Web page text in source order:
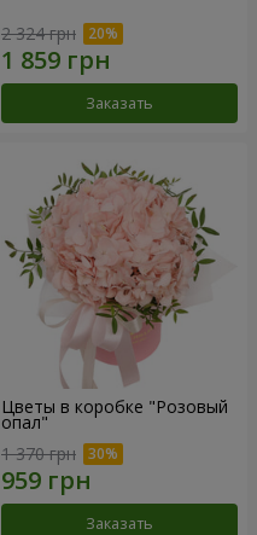
2 324 грн
Заказать
Цветы в коробке "Розовый
опал"
1 370 грн
Заказать